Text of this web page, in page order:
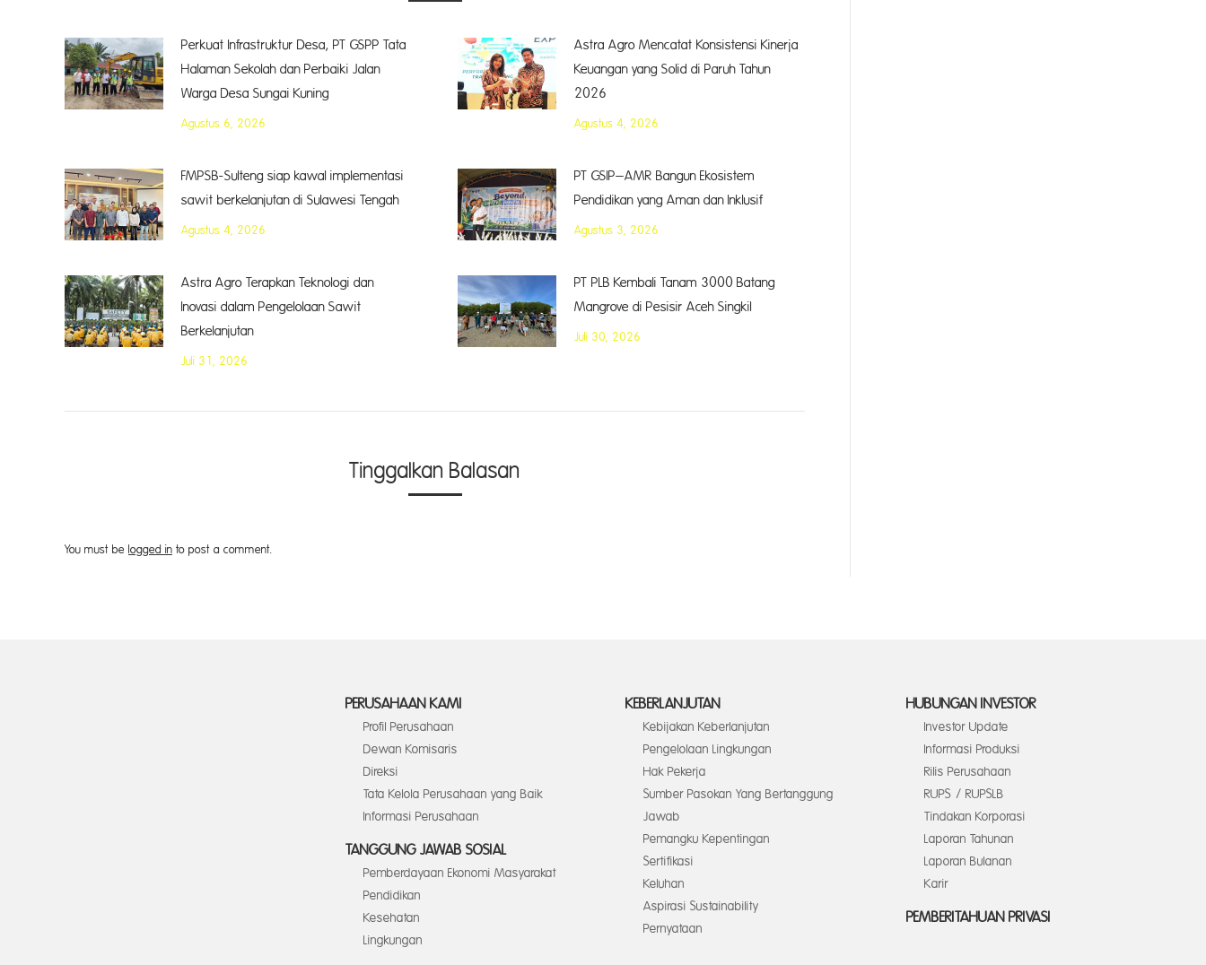
Perkuat Infrastruktur Desa, PT GSPP Tata
Halaman Sekolah dan Perbaiki Jalan
Warga Desa Sungai Kuning
Agustus 6, 2026
Astra Agro Mencatat Konsistensi Kinerja
Keuangan yang Solid di Paruh Tahun
2026
Agustus 4, 2026
FMPSB-Sulteng siap kawal implementasi
sawit berkelanjutan di Sulawesi Tengah
Agustus 4, 2026
PT GSIP–AMR Bangun Ekosistem
Pendidikan yang Aman dan Inklusif
Agustus 3, 2026
Astra Agro Terapkan Teknologi dan
Inovasi dalam Pengelolaan Sawit
Berkelanjutan
Juli 31, 2026
PT PLB Kembali Tanam 3000 Batang
Mangrove di Pesisir Aceh Singkil
Juli 30, 2026
Tinggalkan Balasan
You must be logged in to post a comment.
PERUSAHAAN KAMI
Profil Perusahaan
Dewan Komisaris
Direksi
Tata Kelola Perusahaan yang Baik
Informasi Perusahaan
TANGGUNG JAWAB SOSIAL
Pemberdayaan Ekonomi Masyarakat
Pendidikan
Kesehatan
Lingkungan
KEBERLANJUTAN
Kebijakan Keberlanjutan
Pengelolaan Lingkungan
Hak Pekerja
Sumber Pasokan Yang Bertanggung
Jawab
Pemangku Kepentingan
Sertifikasi
Keluhan
Aspirasi Sustainability
Pernyataan
HUBUNGAN INVESTOR
Investor Update
Informasi Produksi
Rilis Perusahaan
RUPS / RUPSLB
Tindakan Korporasi
Laporan Tahunan
Laporan Bulanan
Karir
PEMBERITAHUAN PRIVASI